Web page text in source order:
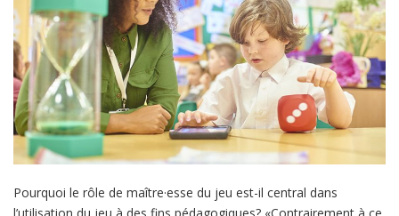
Pourquoi le rôle de maître·esse du jeu est-il central dans